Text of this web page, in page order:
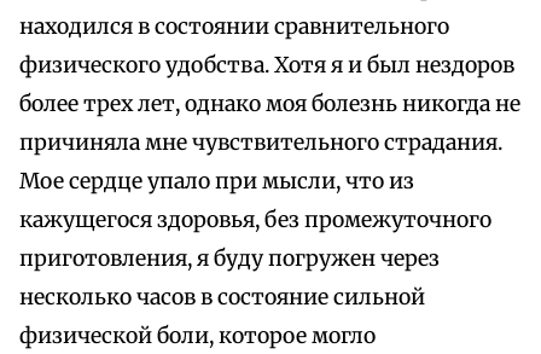
находился в состоянии сравнительного
физического удобства. Хотя я и был нездоров
более трех лет, однако моя болезнь никогда не
причиняла мне чувствительного страдания.
Мое сердце упало при мысли, что из
кажущегося здоровья, без промежуточного
приготовления, я буду погружен через
несколько часов в состояние сильной
физической боли, которое могло